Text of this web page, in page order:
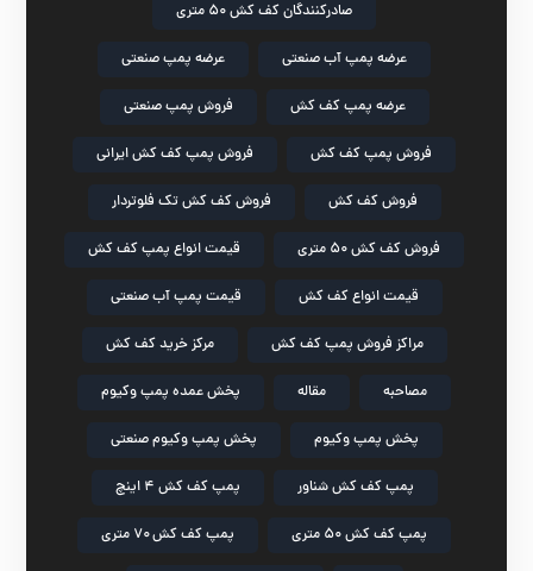
صادرکنندگان کف کش ۵۰ متری
عرضه پمپ آب صنعتی عرضه پمپ صنعتی
عرضه پمپ کف کش فروش پمپ صنعتی
فروش پمپ کف کش فروش پمپ کف کش ایرانی
فروش کف کش فروش کف کش تک فلوتردار
فروش کف کش ۵۰ متری قیمت انواع پمپ کف کش
قیمت انواع کف کش قیمت پمپ آب صنعتی
مراکز فروش پمپ کف کش مرکز خرید کف کش
مصاحبه مقاله پخش عمده پمپ وکیوم
پخش پمپ وکیوم پخش پمپ وکیوم صنعتی
پمپ کف کش شناور پمپ کف کش ۴ اینچ
پمپ کف کش ۵۰ متری پمپ کف کش ۷۰ متری